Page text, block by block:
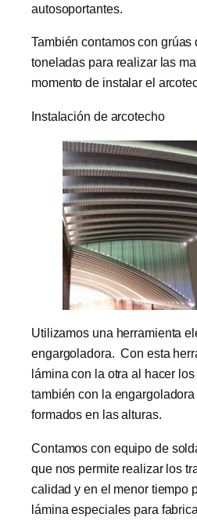
autosoportantes.
También contamos con grúas
toneladas para realizar las
momento de instalar el
Instalación de arcotecho
Utilizamos una herramienta
engargoladora. Con esta
lámina con la otra al hacer
también con la
formados en las alturas.
Contamos con equipo de
que nos permite realizar los
calidad y en el menor tiempo
lámina especiales para